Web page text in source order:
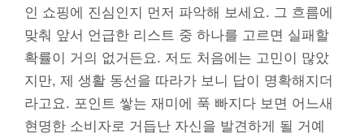
인 쇼핑에 진심인지 먼저 파악해 보세요. 그 흐름에
맞춰 앞서 언급한 리스트 중 하나를 고르면 실패할
확률이 거의 없거든요. 저도 처음에는 고민이 많았
지만, 제 생활 동선을 따라가 보니 답이 명확해지더
라고요. 포인트 쌓는 재미에 푹 빠지다 보면 어느새
현명한 소비자로 거듭난 자신을 발견하게 될 거예